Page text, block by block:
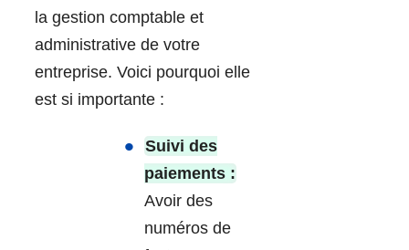
la gestion comptable et
administrative de votre
entreprise. Voici pourquoi elle
est si importante :
Suivi des
paiements :
Avoir des
numéros de